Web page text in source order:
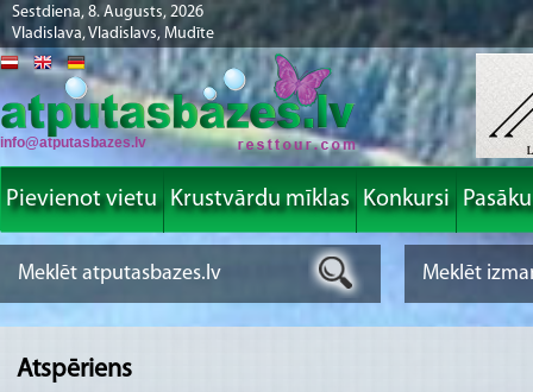
Sestdiena, 8. Augusts, 2026
Vladislava, Vladislavs, Mudīte
info@atputasbazes.lv
Pievienot vietu Krustvārdu mīklas Konkursi
Atspēriens